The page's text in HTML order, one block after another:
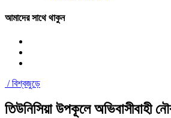
আমাদের সাথে থাকুন
/বিশ্বজুড়ে
তিউনিসিয়া উপকূলে অভিবাসীবাহী